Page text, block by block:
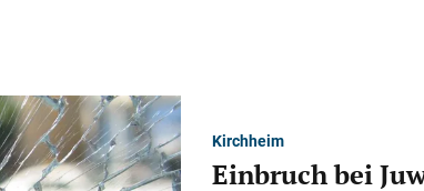
Kirchheim
Einbruch bei